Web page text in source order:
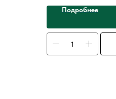
вкусовых рецепторов.
Подробнее